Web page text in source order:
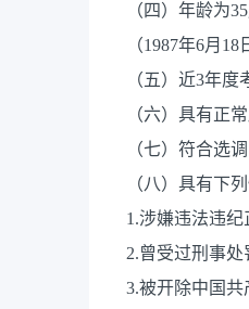
（四）年龄为
（1987年6月
（五）近3年
（六）具有正
（七）符合选
（八）具有下
1.涉嫌违法违
2.曾受过刑事处
3.被开除中国共